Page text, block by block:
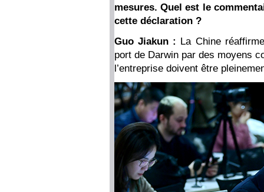
mesures. Quel est le
cette déclaration ?
Guo Jiakun : La Chine
port de Darwin par des moyens
l’entreprise doivent être